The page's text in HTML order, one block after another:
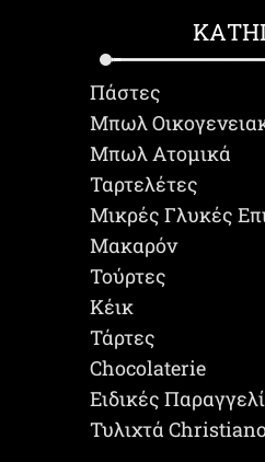
Πάστες
Μπωλ
Μπωλ Ατομικά
Ταρτελέτες
Μικρές Γλυκές
Μακαρόν
Τούρτες
Κέικ
Τάρτες
Chocolaterie
Ειδικές
Τυλιχτά